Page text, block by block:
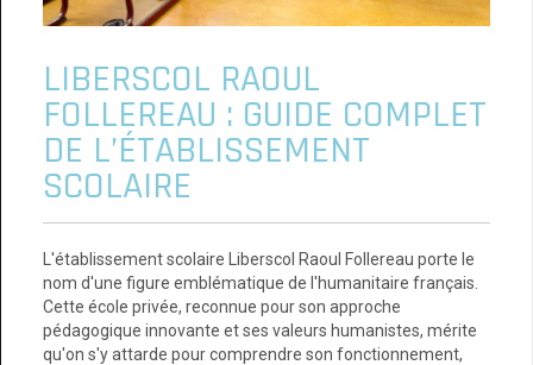
LIBERSCOL RAOUL
FOLLEREAU : GUIDE COMPLET
DE L’ÉTABLISSEMENT
SCOLAIRE
L'établissement scolaire Liberscol Raoul Follereau porte le
nom d'une figure emblématique de l'humanitaire français.
Cette école privée, reconnue pour son approche
pédagogique innovante et ses valeurs humanistes, mérite
qu'on s'y attarde pour comprendre son fonctionnement,